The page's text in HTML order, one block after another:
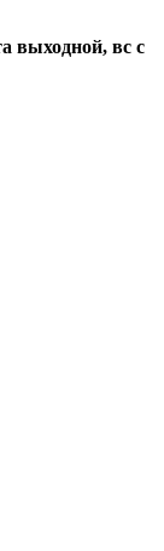
выходной, вс с